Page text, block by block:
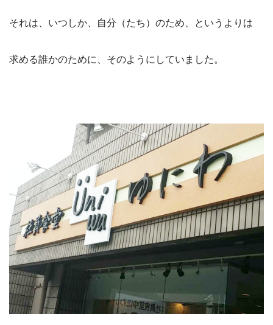
それは、いつしか、自分（たち）のため、というよりは
求める誰かのために、そのようにしていました。